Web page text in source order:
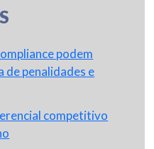
podem
de penalidades e
competitivo